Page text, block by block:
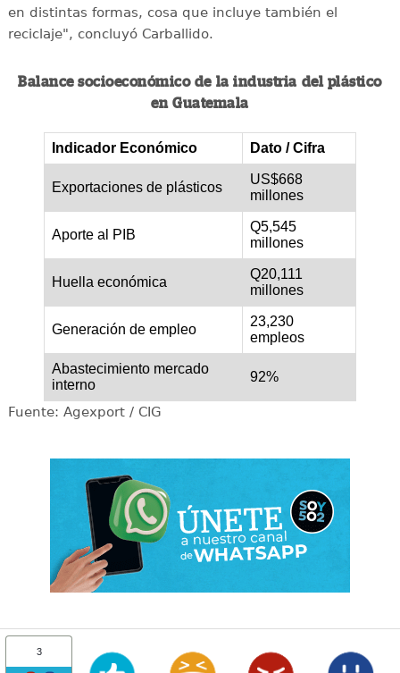
en distintas formas, cosa que incluye también el
reciclaje", concluyó Carballido.
Balance socioeconómico de la industria del plástico
en Guatemala
Indicador Económico Dato / Cifra
Exportaciones de plásticos
US$668
millones
Aporte al PIB
Q5,545
millones
Huella económica
Q20,111
millones
Generación de empleo
23,230
empleos
Abastecimiento mercado
interno
92%
Fuente: Agexport / CIG
3